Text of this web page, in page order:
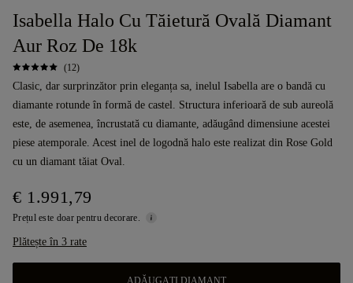
Isabella Halo Cu Tăietură Ovală Diamant
Aur Roz De 18k
(12)
Clasic, dar surprinzător prin eleganța sa, inelul Isabella are o bandă cu
diamante rotunde în formă de castel. Structura inferioară de sub aureolă
este, de asemenea, încrustată cu diamante, adăugând dimensiune acestei
piese atemporale. Acest inel de logodnă halo este realizat din Rose Gold
cu un diamant tăiat Oval.
€ 1.991,79
Prețul este doar pentru decorare.
Plătește în 3 rate
ADĂUGAȚI DIAMANT